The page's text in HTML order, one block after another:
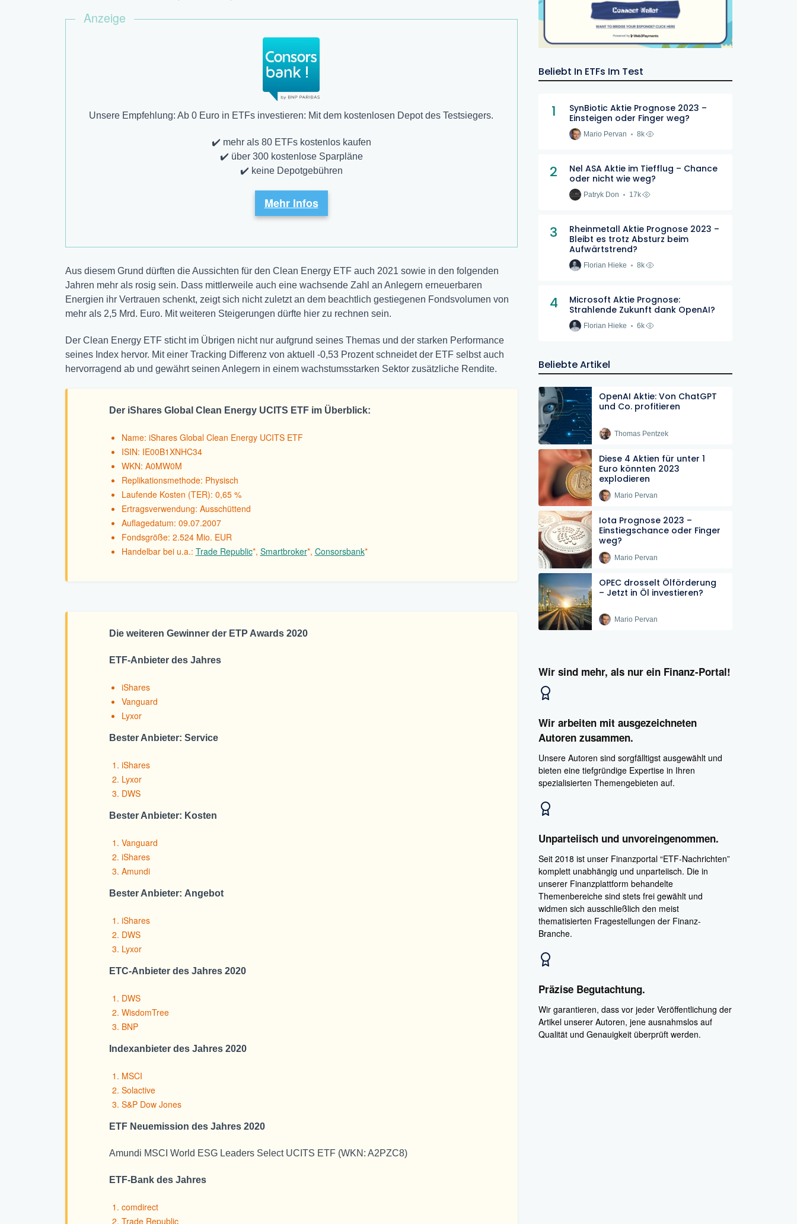
Anzeige
Unsere Empfehlung: Ab 0 Euro in ETFs investieren: Mit dem kostenlosen Depot des Testsiegers.
✔️ mehr als 80 ETFs kostenlos kaufen
✔️ über 300 kostenlose Sparpläne
✔️ keine Depotgebühren
Mehr Infos
Aus diesem Grund dürften die Aussichten für den Clean Energy ETF auch 2021 sowie in den folgenden
Jahren mehr als rosig sein. Dass mittlerweile auch eine wachsende Zahl an Anlegern erneuerbaren
Energien ihr Vertrauen schenkt, zeigt sich nicht zuletzt an dem beachtlich gestiegenen Fondsvolumen von
mehr als 2,5 Mrd. Euro. Mit weiteren Steigerungen dürfte hier zu rechnen sein.
Der Clean Energy ETF sticht im Übrigen nicht nur aufgrund seines Themas und der starken Performance
seines Index hervor. Mit einer Tracking Differenz von aktuell -0,53 Prozent schneidet der ETF selbst auch
hervorragend ab und gewährt seinen Anlegern in einem wachstumsstarken Sektor zusätzliche Rendite.
Der iShares Global Clean Energy UCITS ETF im Überblick:
Name: iShares Global Clean Energy UCITS ETF
ISIN: IE00B1XNHC34
WKN: A0MW0M
Replikationsmethode: Physisch
Laufende Kosten (TER): 0,65 %
Ertragsverwendung: Ausschüttend
Auflagedatum: 09.07.2007
Fondsgröße: 2.524 Mio. EUR
Handelbar bei u.a.: Trade Republic*, Smartbroker*, Consorsbank*
Die weiteren Gewinner der ETP Awards 2020
ETF-Anbieter des Jahres
iShares
Vanguard
Lyxor
Bester Anbieter: Service
iShares
Lyxor
DWS
Bester Anbieter: Kosten
Vanguard
iShares
Amundi
Bester Anbieter: Angebot
iShares
DWS
Lyxor
ETC-Anbieter des Jahres 2020
DWS
WisdomTree
BNP
Indexanbieter des Jahres 2020
MSCI
Solactive
S&P Dow Jones
ETF Neuemission des Jahres 2020
Amundi MSCI World ESG Leaders Select UCITS ETF (WKN: A2PZC8)
ETF-Bank des Jahres
comdirect
Trade Republic
Beliebt In ETFs Im Test
1
SynBiotic Aktie Prognose 2023 –
Einsteigen oder Finger weg?
Mario Pervan 8k
2
Nel ASA Aktie im Tiefflug – Chance
oder nicht wie weg?
Patryk Don 17k
3
Rheinmetall Aktie Prognose 2023 –
Bleibt es trotz Absturz beim
Aufwärtstrend?
Florian Hieke 8k
4
Microsoft Aktie Prognose:
Strahlende Zukunft dank OpenAI?
Florian Hieke 6k
Beliebte Artikel
OpenAI Aktie: Von ChatGPT
und Co. profitieren
Thomas Pentzek
Diese 4 Aktien für unter 1
Euro könnten 2023
explodieren
Mario Pervan
Iota Prognose 2023 –
Einstiegschance oder Finger
weg?
Mario Pervan
OPEC drosselt Ölförderung
– Jetzt in Öl investieren?
Mario Pervan
Wir sind mehr, als nur ein Finanz-Portal!
Wir arbeiten mit ausgezeichneten
Autoren zusammen.
Unsere Autoren sind sorgfälltigst ausgewählt und
bieten eine tiefgründige Expertise in Ihren
spezialisierten Themengebieten auf.
Unparteiisch und unvoreingenommen.
Seit 2018 ist unser Finanzportal “ETF-Nachrichten”
komplett unabhängig und unparteiisch. Die in
unserer Finanzplattform behandelte
Themenbereiche sind stets frei gewählt und
widmen sich ausschließlich den meist
thematisierten Fragestellungen der Finanz-
Branche.
Präzise Begutachtung.
Wir garantieren, dass vor jeder Veröffentlichung der
Artikel unserer Autoren, jene ausnahmslos auf
Qualität und Genauigkeit überprüft werden.